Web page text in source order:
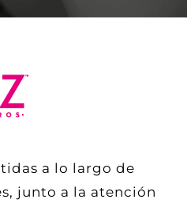
a lo largo de
junto a la atención